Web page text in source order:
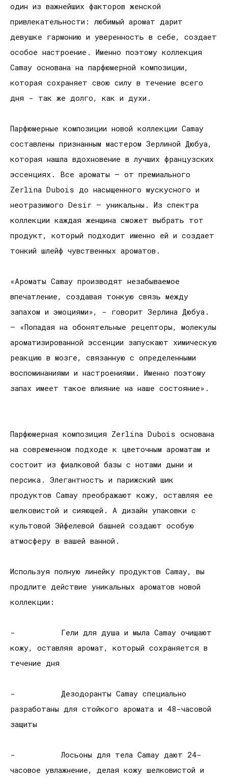
один из важнейших факторов женской
привлекательности: любимый аромат дарит
девушке гармонию и уверенность в себе, создает
особое настроение. Именно поэтому коллекция
Camay основана на парфюмерной композиции,
которая сохраняет свою силу в течение всего
дня - так же долго, как и духи.
Парфюмерные композиции новой коллекции Camay
составлены признанным мастером Зерлиной Дюбуа,
которая нашла вдохновение в лучших французских
эссенциях. Все ароматы – от премиального
Zerlina Dubois до насыщенного мускусного и
неотразимого Desir – уникальны. Из спектра
коллекции каждая женщина сможет выбрать тот
продукт, который подходит именно ей и создает
тонкий шлейф чувственных ароматов.
«Ароматы Camay производят незабываемое
впечатление, создавая тонкую связь между
запахом и эмоциями», - говорит Зерлина Дюбуа.
– «Попадая на обонятельные рецепторы, молекулы
ароматизированной эссенции запускают химическую
реакцию в мозге, связанную с определенными
воспоминаниями и настроениями. Именно поэтому
запах имеет такое влияние на наше состояние».
Парфюмерная композиция Zerlina Dubois основана
на современном подходе к цветочным ароматам и
состоит из фиалковой базы с нотами дыни и
персика. Элегантность и парижский шик
продуктов Camay преображают кожу, оставляя ее
шелковистой и сияющей. А дизайн упаковки с
культовой Эйфелевой башней создают особую
атмосферу в вашей ванной.
Используя полную линейку продуктов Camay, вы
продлите действие уникальных ароматов новой
коллекции:
- Гели для душа и мыла Camay очищают
кожу, оставляя аромат, который сохраняется в
течение дня
- Дезодоранты Camay специально
разработаны для стойкого аромата и 48-часовой
защиты
- Лосьоны для тела Camay дают 24-
часовое увлажнение, делая кожу шелковистой и